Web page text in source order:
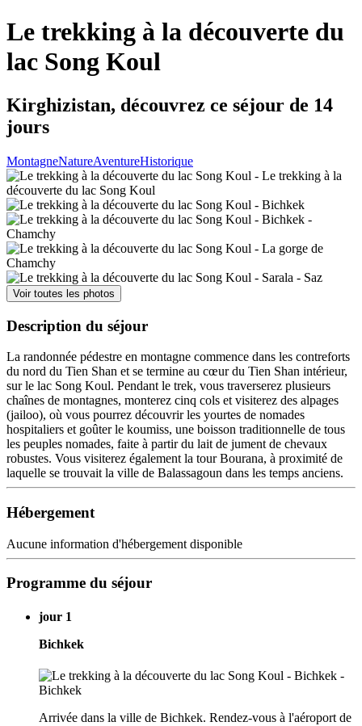
Le trekking à la découverte du
lac Song Koul
Kirghizistan, découvrez ce séjour de 14
jours
MontagneNatureAventureHistorique
Voir toutes les photos
Description du séjour
La randonnée pédestre en montagne commence dans les contreforts
du nord du Tien Shan et se termine au cœur du Tien Shan intérieur,
sur le lac Song Koul. Pendant le trek, vous traverserez plusieurs
chaînes de montagnes, monterez cinq cols et visiterez des alpages
(jailoo), où vous pourrez découvrir les yourtes de nomades
hospitaliers et goûter le koumiss, une boisson traditionnelle de tous
les peuples nomades, faite à partir du lait de jument de chevaux
robustes. Vous visiterez également la tour Bourana, à proximité de
laquelle se trouvait la ville de Balassagoun dans les temps anciens.
Hébergement
Aucune information d'hébergement disponible
Programme du séjour
jour 1
Bichkek
Arrivée dans la ville de Bichkek. Rendez-vous à l'aéroport de